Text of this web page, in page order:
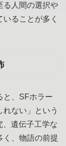
る人間の選択や
ることが多く
と、SFホラー
ない」という
、遺伝子工学な
く、物語の前提